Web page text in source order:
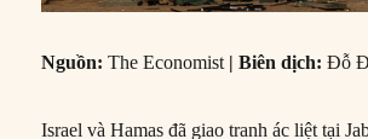
Nguồn: The Economist |Biên dịch: Đỗ
Israel và Hamas đã giao tranh ác liệt tại